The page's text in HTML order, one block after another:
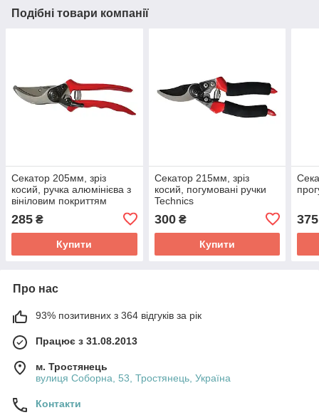
Подібні товари компанії
Секатор 205мм, зріз
косий, ручка алюмінієва з
вініловим покриттям
285 ₴
Купити
Секатор 215мм, зріз
косий, погумовані ручки
Technics
300₴
Купити
375
Про нас
93% позитивних з 364 відгуків за рік
Працює з 31.08.2013
м. Тростянець
вулиця Соборна, 53, Тростянець, Україна
Контакти